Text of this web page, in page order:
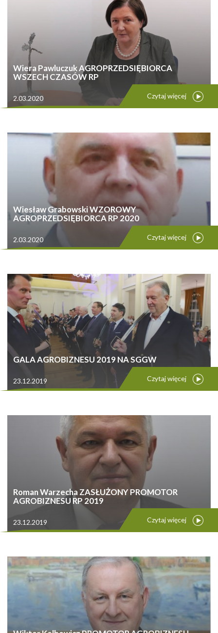
Wiera Pawluczuk AGROPRZEDSIĘBIORCA
WSZECH CZASÓW RP
2.03.2020 Czytaj więcej
Wiesław Grabowski WZOROWY
AGROPRZEDSIĘBIORCA RP 2020
2.03.2020 Czytaj więcej
GALA AGROBIZNESU 2019 NA SGGW
23.12.2019 Czytaj więcej
Roman Warzecha ZASŁUŻONY PROMOTOR
AGROBIZNESU RP 2019
23.12.2019 Czytaj więcej